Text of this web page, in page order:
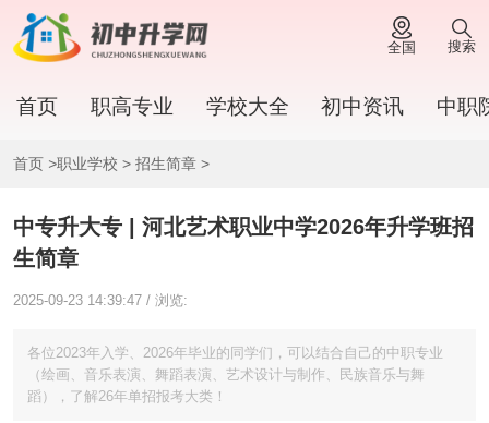
全国 搜索
首页 职高专业 学校大全 初中资讯 中职
首页 >职业学校 > 招生简章>
中专升大专 | 河北艺术职业中学2026年升学班招
生简章
2025-09-23 14:39:47 / 浏览:
各位2023年入学、2026年毕业的同学们，可以结合自己的中职专业
（绘画、音乐表演、舞蹈表演、艺术设计与制作、民族音乐与舞
蹈），了解26年单招报考大类！